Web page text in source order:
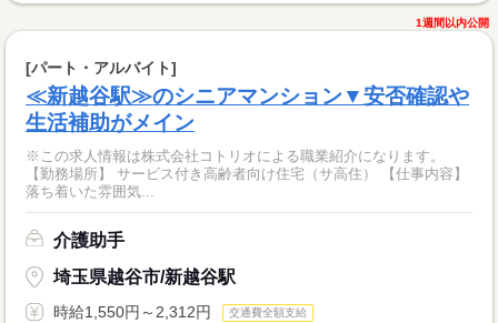
1週間以内公開
[パート・アルバイト]
≪新越谷駅≫のシニアマンション▼安否確認や
生活補助がメイン
※この求人情報は株式会社コトリオによる職業紹介になります。
【勤務場所】 サービス付き高齢者向け住宅（サ高住） 【仕事内容】
落ち着いた雰囲気...
介護助手
埼玉県越谷市/新越谷駅
時給1,550円～2,312円 交通費全額支給